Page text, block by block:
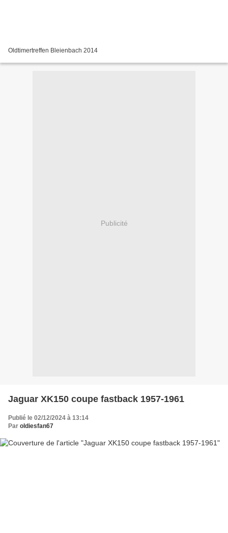
Oldtimertreffen Bleienbach 2014
Publicité
Jaguar XK150 coupe fastback 1957-1961
Publié le 02/12/2024 à 13:14
Par oldiesfan67